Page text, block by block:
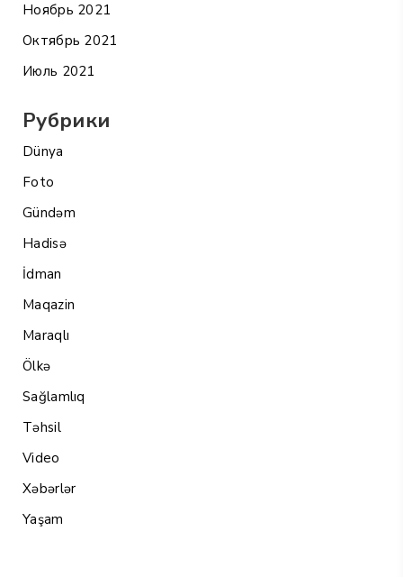
Ноябрь 2021
Октябрь 2021
Июль 2021
Рубрики
Dünya
Foto
Gündəm
Hadisə
İdman
Maqazin
Maraqlı
Ölkə
Sağlamlıq
Təhsil
Video
Xəbərlər
Yaşam